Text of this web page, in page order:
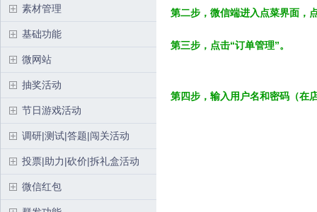
素材管理
基础功能
微网站
抽奖活动
节日游戏活动
调研|测试|答题|闯关活动
投票|助力|砍价|拆礼盒活动
微信红包
第二步，微信端进入点菜界面，
第三步，点击“订单管理”。
第四步，输入用户名和密码（在